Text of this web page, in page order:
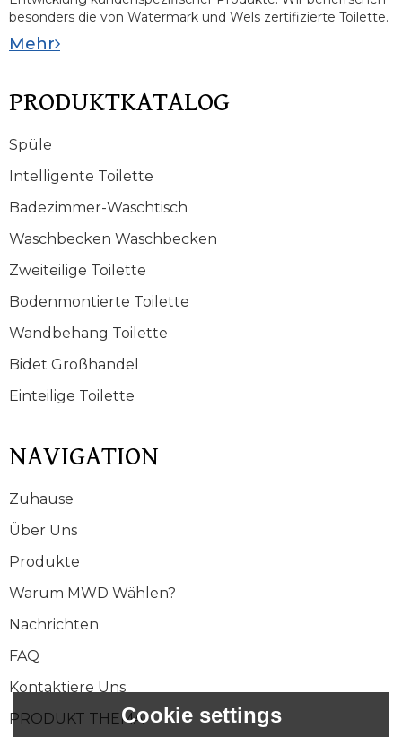
besonders die von Watermark und Wels zertifizierte Toilette.
Mehr
PRODUKTKATALOG
Spüle
Intelligente Toilette
Badezimmer-Waschtisch
Waschbecken Waschbecken
Zweiteilige Toilette
Bodenmontierte Toilette
Wandbehang Toilette
Bidet Großhandel
Einteilige Toilette
NAVIGATION
Zuhause
Über Uns
Produkte
Warum MWD Wählen?
Nachrichten
FAQ
Kontaktiere Uns
PRODUKT THEMACookie settings